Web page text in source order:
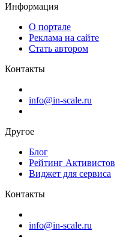
Информация
О портале
Реклама на сайте
Стать автором
Контакты
info@in-scale.ru
Другое
Блог
Рейтинг Активистов
Виджет для сервиса
Контакты
info@in-scale.ru